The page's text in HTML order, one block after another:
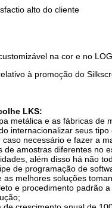
alto do cliente
na cor e no
à promoção do
LKS:
metálica e as fábricas de
internacionalizar seus
caso necessário e fazer a
de amostras diferentes no
além disso há não
de programação de
as melhores soluções
e procedimento padrão